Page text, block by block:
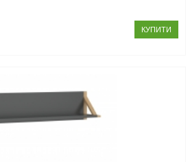
КУПИТИ